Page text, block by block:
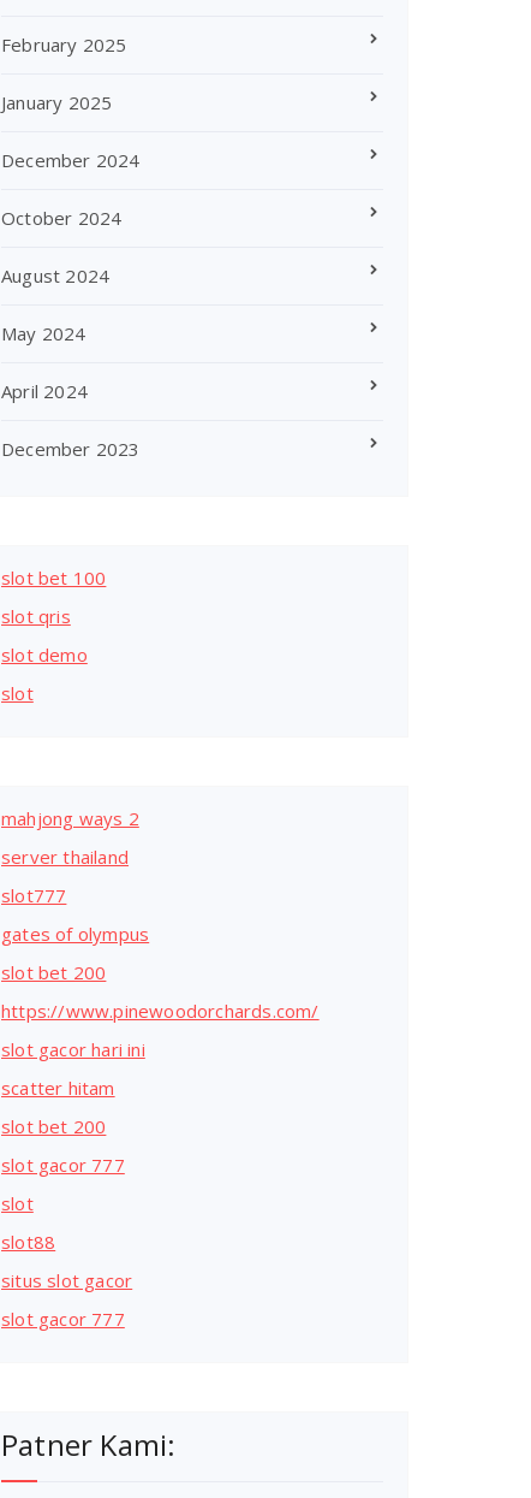
February 2025
January 2025
December 2024
October 2024
August 2024
May 2024
April 2024
December 2023
slot bet 100
slot qris
slot demo
slot
mahjong ways 2
server thailand
slot777
gates of olympus
slot bet 200
https://www.pinewoodorchards.com/
slot gacor hari ini
scatter hitam
slot bet 200
slot gacor 777
slot
slot88
situs slot gacor
slot gacor 777
Patner Kami: